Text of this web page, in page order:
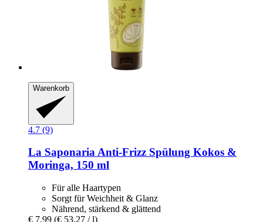
Warenkorb
4.7 (9)
La SaponariaAnti-​Frizz Spülung Kokos &
Moringa, 150 ml
Für alle Haartypen
Sorgt für Weichheit & Glanz
Nährend, stärkend & glättend
€ 7,99 (€ 53,27 / l)